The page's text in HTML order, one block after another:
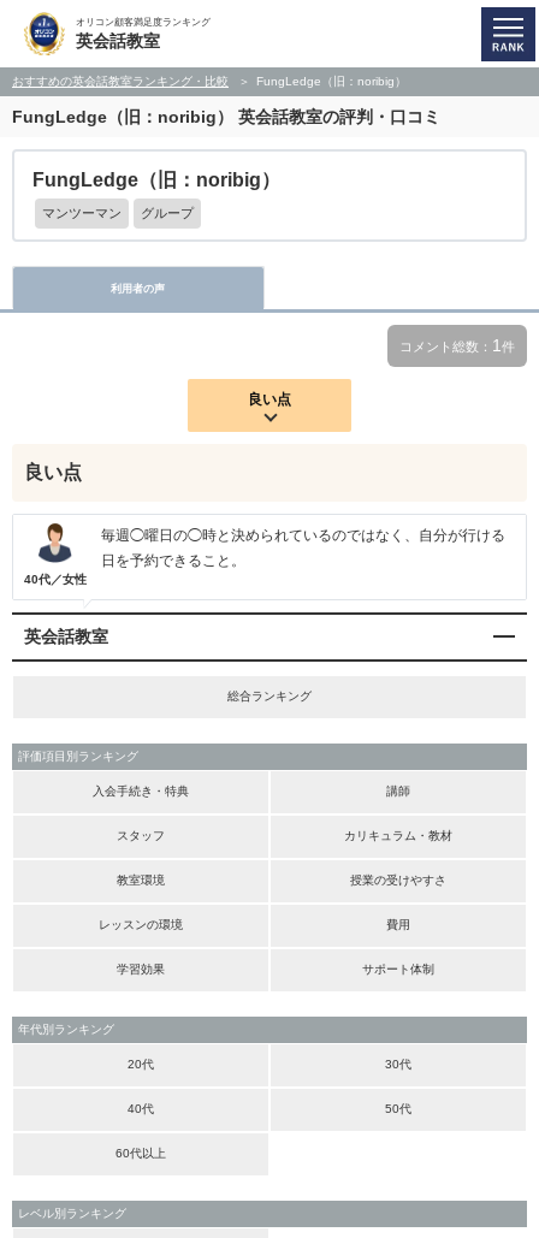
オリコン顧客満足度ランキング
英会話教室
おすすめの英会話教室ランキング・比較 FungLedge（旧：noribig）
FungLedge（旧：noribig） 英会話教室の評判・口コミ
FungLedge（旧：noribig）
マンツーマン グループ
利用者の声
コメント総数： 1 件
良い点
良い点
40代／女性
毎週◯曜日の◯時と決められているのではなく、自分が行ける
日を予約できること。
英会話教室
総合ランキング
評価項目別ランキング
入会手続き・特典 講師
スタッフ カリキュラム・教材
教室環境 授業の受けやすさ
レッスンの環境 費用
学習効果 サポート体制
年代別ランキング
20代 30代
40代 50代
60代以上
レベル別ランキング